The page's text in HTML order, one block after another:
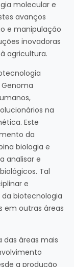
molecular e
avanços
e manipulação
inovadoras
agricultura.
na
Este
da
biologia e
analisar e
Tal
e
biotecnologia
em outras áreas
das áreas mais
a produção